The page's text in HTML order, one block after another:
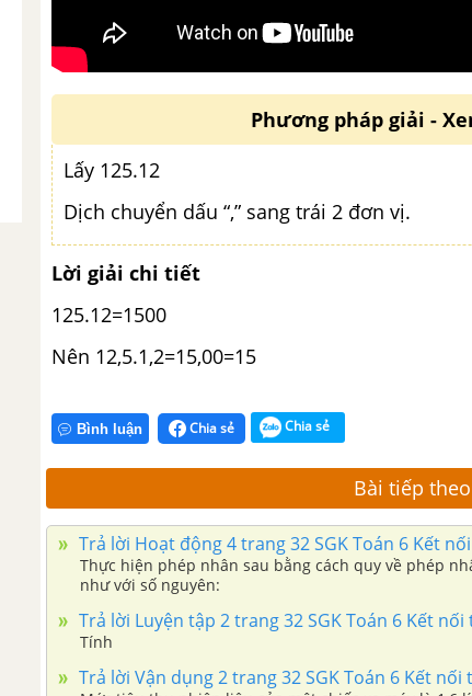
Phương pháp giải -
Lấy 125.12
Dịch chuyển dấu “,” sang trái 2 đơn vị.
Lời giải chi tiết
125.12=1500
Nên 12,5.1,2=15,00=15
Bình luận Chia sẻ Chia sẻ
Bài tiếp theo
Trả lời Hoạt động 4 trang 32 SGK Toán 6 Kết
Thực hiện phép nhân sau bằng cách quy về phép
như với số nguyên:
Trả lời Luyện tập 2 trang 32 SGK Toán 6 Kết
Tính
Trả lời Vận dụng 2 trang 32 SGK Toán 6 Kết